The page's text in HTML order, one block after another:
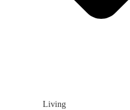
Living